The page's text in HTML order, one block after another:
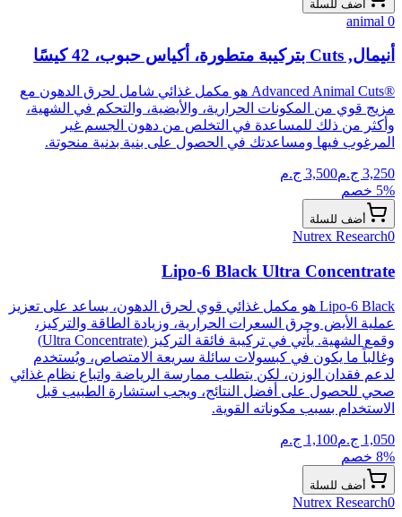
أضف للسلة
animal 0
أنيمال‏, Cuts بتركيبة متطورة، أكياس حبوب، 42 كيسًا
®‏Advanced Animal Cuts هو مكمل غذائي شامل لحرق الدهون مع
مزيج قوي من المكونات الحرارية، والأيضية، والتحكم في الشهية،
وأكثر من ذلك للمساعدة في التخلص من دهون الجسم غير
المرغوب فيها ومساعدتك في الحصول على بنية بدنية منحوتة.
3,250 ج.م3,500 ج.م
5% خصم
أضف للسلة
Nutrex Research0
Lipo-6 Black Ultra Concentrate
Lipo-6 Black هو مكمل غذائي قوي لحرق الدهون، يساعد على تعزيز
عملية الأيض وحرق السعرات الحرارية، وزيادة الطاقة والتركيز،
وقمع الشهية. يأتي في تركيبة فائقة التركيز (Ultra Concentrate)
وغالباً ما يكون في كبسولات سائلة سريعة الامتصاص، ويُستخدم
لدعم فقدان الوزن، لكن يتطلب ممارسة الرياضة واتباع نظام غذائي
صحي للحصول على أفضل النتائج، ويجب استشارة الطبيب قبل
الاستخدام بسبب مكوناته القوية.
1,050 ج.م1,100 ج.م
8% خصم
أضف للسلة
Nutrex Research0